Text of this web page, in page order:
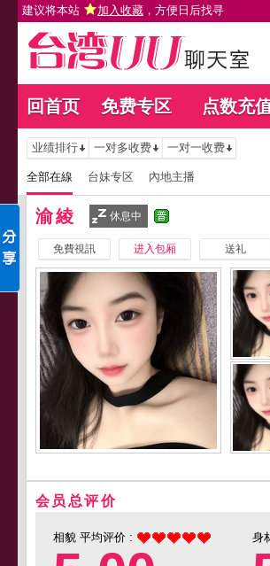
建议将本站 加入收藏 ，方便日后找寻
回首页 免费专区 点数充
业绩排行 一对多收费 一对一收费
全部在線 台妹专区 內地主播
渝綾 休息中
免費視訊 进入包厢 送礼
会员总评价
相貌 平均评价 : 身